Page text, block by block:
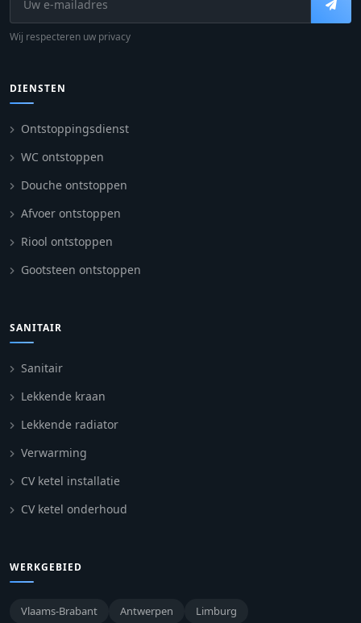
Wij respecteren uw privacy
DIENSTEN
Ontstoppingsdienst
WC ontstoppen
Douche ontstoppen
Afvoer ontstoppen
Riool ontstoppen
Gootsteen ontstoppen
SANITAIR
Sanitair
Lekkende kraan
Lekkende radiator
Verwarming
CV ketel installatie
CV ketel onderhoud
WERKGEBIED
Vlaams-Brabant Antwerpen Limburg